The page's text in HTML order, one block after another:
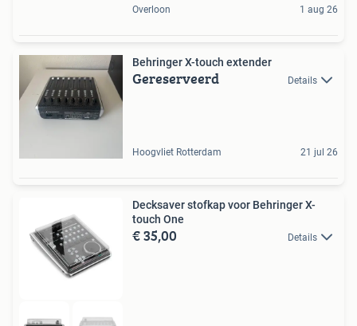
Overloon 1 aug 26
Behringer X-touch extender
Gereserveerd Details
Hoogvliet Rotterdam 21 jul 26
Decksaver stofkap voor Behringer X-
touch One
€ 35,00 Details